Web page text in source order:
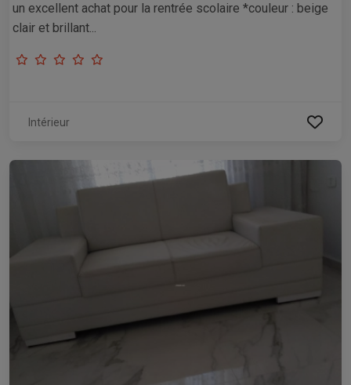
un excellent achat pour la rentrée scolaire *couleur : beige
clair et brillant...
Intérieur